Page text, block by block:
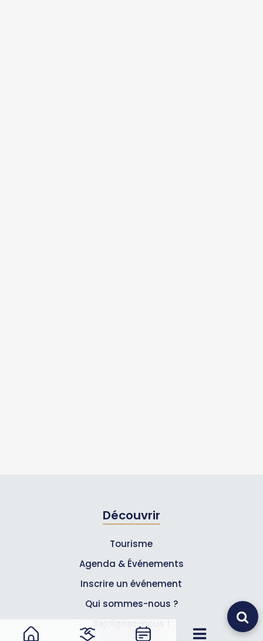
Découvrir
Tourisme
Agenda & Événements
Inscrire un événement
Qui sommes-nous ?
Rejoignez-nous !